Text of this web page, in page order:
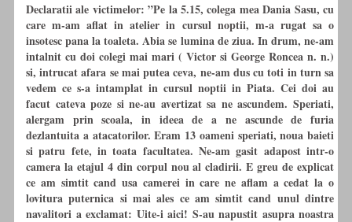
Declaratii ale victimelor: ”Pe la 5.15, colega mea Dania Sasu, cu
care m-am aflat in atelier in cursul noptii, m-a rugat sa o
insotesc pana la toaleta. Abia se lumina de ziua. In drum, ne-am
intalnit cu doi colegi mai mari ( Victor si George Roncea n. n.)
si, intrucat afara se mai putea ceva, ne-am duscutoti in turn sa
vedem ce s-a intamplat in cursul noptii in Piata. Cei doi au
facut cateva poze si ne-au avertizat sa ne ascundem. Speriati,
alergam prin scoala, in ideea de a ne ascunde de furia
dezlantuita a atacatorilor. Eram 13 oameni speriati, noua baieti
si patru fete, in toata facultatea. Ne-am gasit adapost intr-o
camera la etajul 4 din corpul nou al cladirii. E greu de explicat
ce am simtit cand usa camerei in care ne aflam a cedat la o
lovitura puternica si mai ales ce am simtit cand unul dintre
navalitori a exclamat: Uite-i aici! S-au napustit asupra noastra